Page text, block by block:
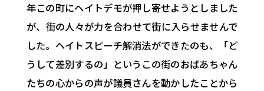
年この町にヘイトデモが押し寄せようとしました
が、街の人々が力を合わせて街に入らせませんで
した。ヘイトスピーチ解消法ができたのも、「ど
うして差別するの」というこの街のおばあちゃん
たちの心からの声が議員さんを動かしたことから